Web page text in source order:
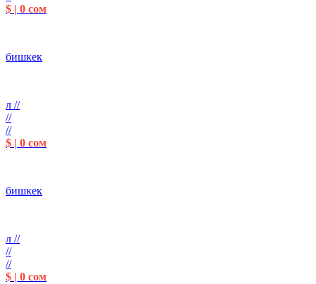
$ | 0 сом
бишкек
л //
//
//
$ | 0 сом
бишкек
л //
//
//
$ | 0 сом